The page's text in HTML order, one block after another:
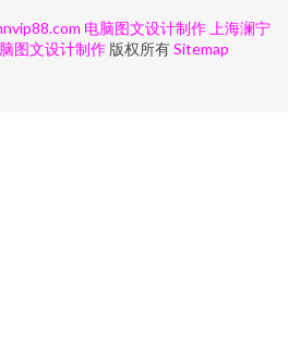
电脑图文设计制作 上海澜宁
图文设计制作 版权所有Sitemap